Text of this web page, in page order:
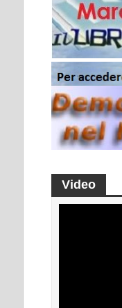
Video